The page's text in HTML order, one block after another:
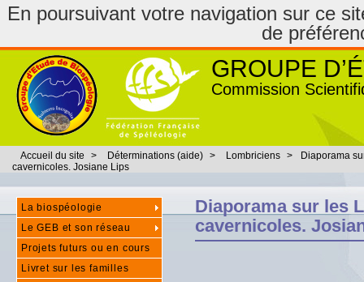
En poursuivant votre navigation sur ce
de
GROUPE
Commission
Accueil du site > Déterminations (aide) > Lombriciens >
Diaporama
cavernicoles. Josiane Lips
Diaporama sur les
cavernicoles.
La biospéologie
Le GEB et son réseau
Projets futurs ou en cours
Livret sur les familles